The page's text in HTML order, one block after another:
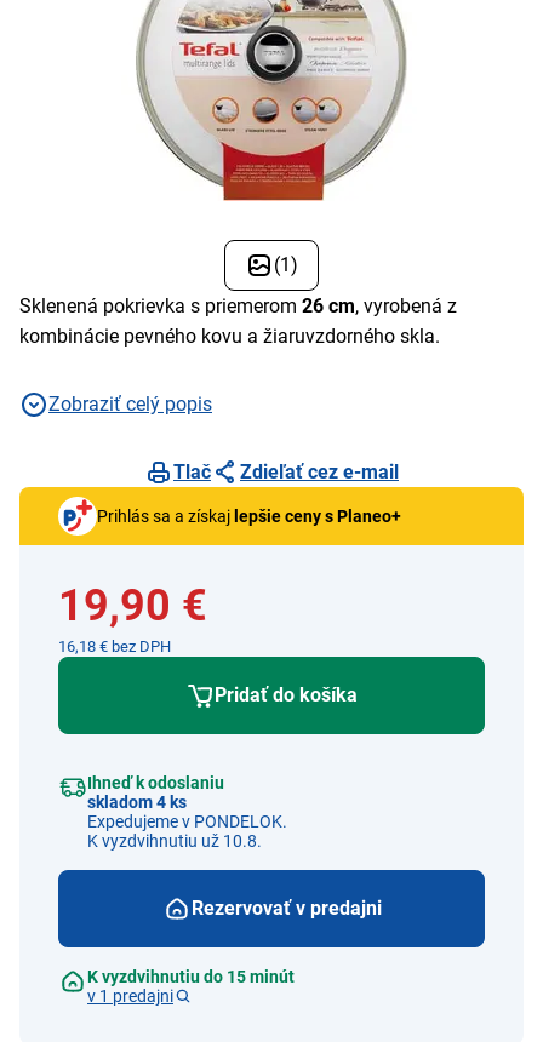
(1)
Sklenená pokrievka s priemerom 26 cm, vyrobená z
kombinácie pevného kovu a žiaruvzdorného skla.
Zobraziť celý popis
Tlač Zdieľať cez e-mail
Prihlás sa a získaj lepšie ceny s Planeo+
19,90 €
16,18 € bez DPH
Pridať do košíka
Ihneď k odoslaniu
skladom 4 ks
Expedujeme v PONDELOK.
K vyzdvihnutiu už 10.8.
Rezervovať v predajni
K vyzdvihnutiu do 15 minút
v 1 predajni